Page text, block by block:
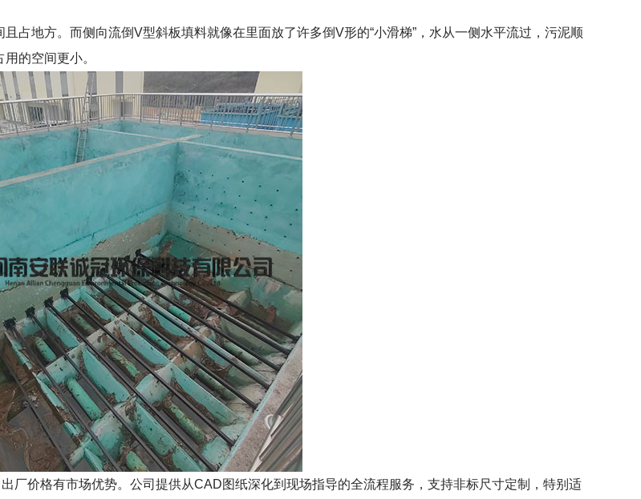
占地方。而侧向流倒V型斜板填料就像在里面放了许多倒V形的“小滑梯”，水从一侧水平流过，污泥顺
的空间更小。
厂价格有市场优势。公司提供从CAD图纸深化到现场指导的全流程服务，支持非标尺寸定制，特别适